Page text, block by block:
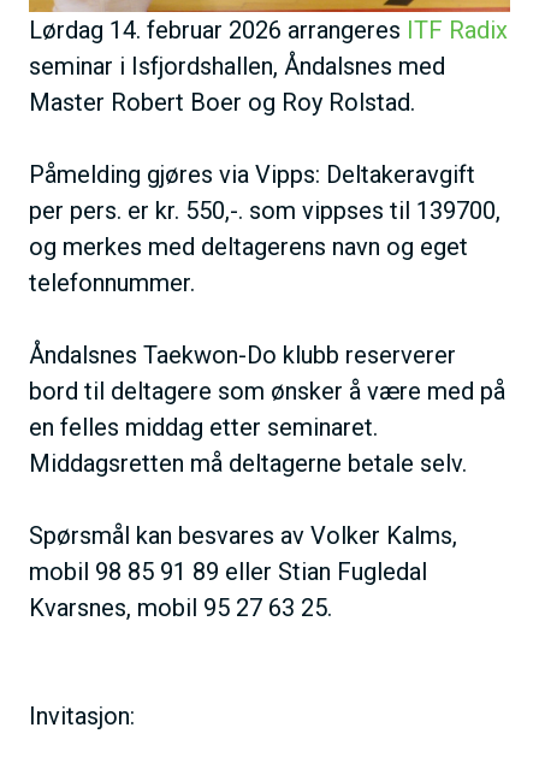
Lørdag 14. februar 2026 arrangeres ITF Radix
seminar i Isfjordshallen, Åndalsnes med
Master Robert Boer og Roy Rolstad.
Påmelding gjøres via Vipps: Deltakeravgift
per pers. er kr. 550,-. som vippses til 139700,
og merkes med deltagerens navn og eget
telefonnummer.
Åndalsnes Taekwon-Do klubb reserverer
bord til deltagere som ønsker å være med på
en felles middag etter seminaret.
Middagsretten må deltagerne betale selv.
Spørsmål kan besvares av Volker Kalms,
mobil 98 85 91 89 eller Stian Fugledal
Kvarsnes, mobil 95 27 63 25.
Invitasjon: